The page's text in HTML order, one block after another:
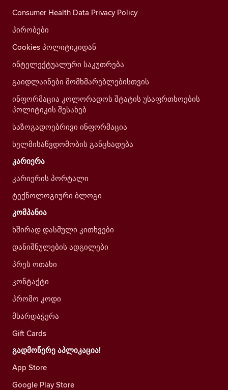
Consumer Health Data Privacy Policy
პირობები
Cookies პოლიტიკიდან
ინტელექტუალური საკუთრება
გაიდლაინები მომხმარებლებისთვის
ინფორმაცია კოლორადოს შტატის უსაფრთხოების
პოლიტიკის შესახებ
საზოგადოებრივი ინფორმაცია
ხელმისაწვდომობის განცხადება
კარიერა
კარიერის პორტალი
ტექნოლოგიური ბლოგი
კომპანია
ხშირად დასმული კითხვები
დანიშნულების ადგილები
პრეს ოთახი
კონტაქტი
პრომო კოდი
მხარდაჭერა
Gift Cards
გადმოწერე აპლიკაცია!
App Store
Google Play Store